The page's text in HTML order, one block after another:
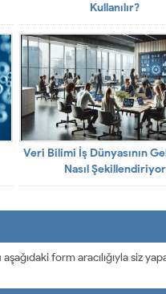
Kullanılır?
Veri Bilimi İş Dünyasının
Nasıl Şekillendiriyor
form aracılığıyla siz